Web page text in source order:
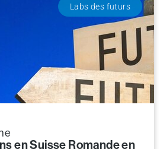
Labs des futurs
en Suisse Romande en